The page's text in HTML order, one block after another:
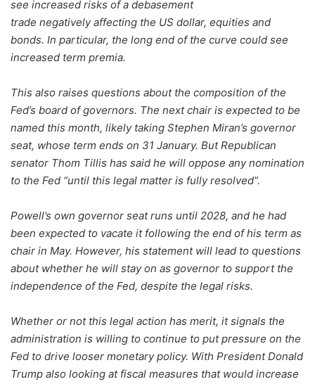
see increased risks of a debasement
trade negatively affecting the US dollar, equities and
bonds. In particular, the long end of the curve could see
increased term premia.
This also raises questions about the composition of the
Fed’s board of governors. The next chair is expected to be
named this month, likely taking Stephen Miran’s governor
seat, whose term ends on 31 January. But Republican
senator Thom Tillis has said he will oppose any nomination
to the Fed “until this legal matter is fully resolved”.
Powell’s own governor seat runs until 2028, and he had
been expected to vacate it following the end of his term as
chair in May. However, his statement will lead to questions
about whether he will stay on as governor to support the
independence of the Fed, despite the legal risks.
Whether or not this legal action has merit, it signals the
administration is willing to continue to put pressure on the
Fed to drive looser monetary policy. With President Donald
Trump also looking at fiscal measures that would increase